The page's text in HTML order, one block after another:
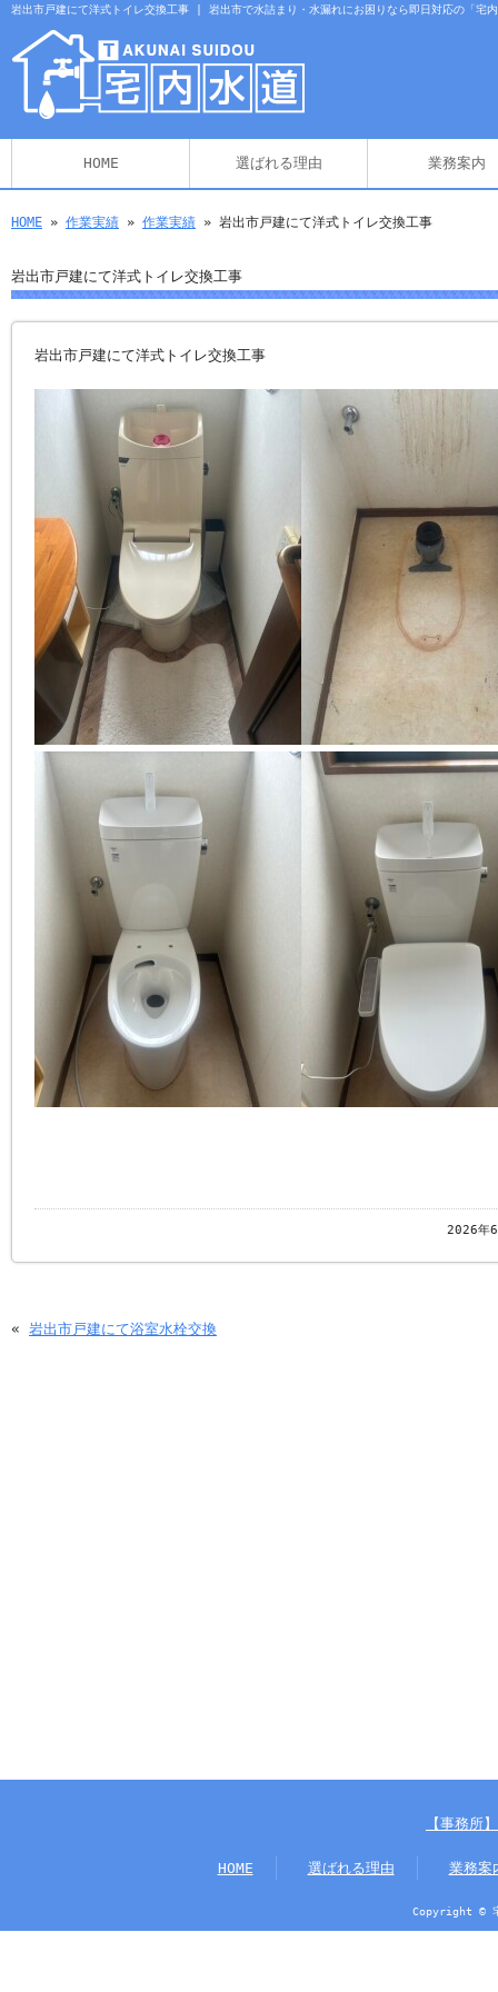
岩出市戸建にて洋式トイレ交換工事 | 岩出市で水詰まり・水漏れにお困りなら即日対応の「宅
HOME 選ばれる理由 業務案内
HOME » 作業実績 » 作業実績 » 岩出市戸建にて洋式トイレ交換工事
岩出市戸建にて洋式トイレ交換工事
岩出市戸建にて洋式トイレ交換工事
2026年
« 岩出市戸建にて浴室水栓交換
【事務所
HOME 選ばれる理由 業務案
Copyright ©